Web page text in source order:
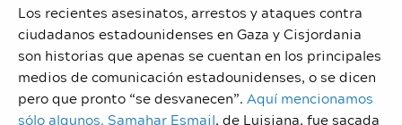
Los recientes asesinatos, arrestos y ataques contra
ciudadanos estadounidenses en Gaza y Cisjordania
son historias que apenas se cuentan en los principales
medios de comunicación estadounidenses, o se dicen
pero que pronto “se desvanecen”. Aquí mencionamos
sólo algunos. Samahar Esmail, de Luisiana, fue sacada